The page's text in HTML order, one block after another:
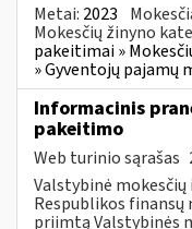
Metai: 2023
Mokesčių žinyno
pakeitimai »
» Gyventojų pajamų
Informacinis
pakeitimo
Web turinio sąrašas
Valstybinė
Respublikos
priimtą Valstybinės